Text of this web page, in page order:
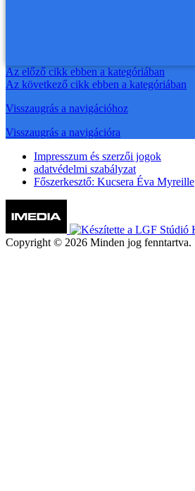
Az előző cikk ebben a kategóriában
Az következő cikk ebben a kategóriában
Visszaugrás a navigációhoz
Visszaugrás a navigációra
Impresszum és szerzői jogok
adatvédelmi szabályzat
Főszerkesztő: Kucsera Éva Myreille
Copyright © 2026 Minden jog fenntartva.